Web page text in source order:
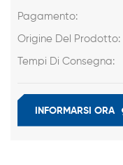
Pagamento:
Origine Del Prodotto:
Tempi Di Consegna:
INFORMARSI ORA